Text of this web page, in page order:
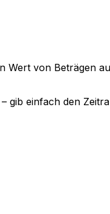
Wert von Beträgen
gib einfach den